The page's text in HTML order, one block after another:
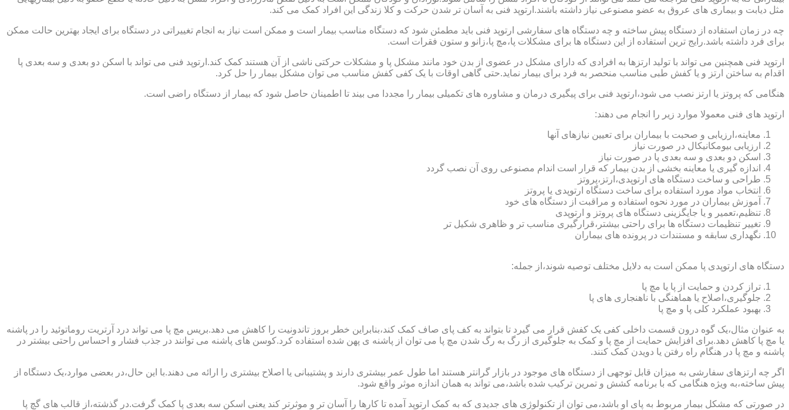
مثل دیابت و بیماری های عروق به عضو مصنوعی نیاز داشته باشند.ارتوپد فنی به آسان تر شدن حرکت و کلا زندگی این افراد کمک می کند.
چه در زمان استفاده از دستگاه پیش ساخته و چه دستگاه های سفارشی ارتوپد فنی باید مطمئن شود که دستگاه مناسب بیمار است و ممکن است نیاز به انجام تغییراتی در دستگاه برای ایجاد بهترین حالت ممکن
برای فرد داشته باشد.رایج ترین استفاده از این دستگاه ها برای مشکلات پا،مچ پا،زانو و ستون فقرات است.
ارتوپد فنی همچنین می تواند با تولید ارتزها به افرادی که دارای مشکل در عضوی از بدن خود مانند مشکل پا و مشکلات حرکتی ناشی از آن هستند کمک کند.ارتوپد فنی می تواند با اسکن دو بعدی و سه بعدی پا
اقدام به ساختن ارتز و یا کفش طبی مناسب منحصر به فرد برای بیمار نماید.حتی گاهی اوقات با یک کفی کفش مناسب می توان مشکل بیمار را حل کرد.
هنگامی که پروتز یا ارتز نصب می شود،ارتوپد فنی برای پیگیری درمان و مشاوره های تکمیلی بیمار را مجددا می بیند تا اطمینان حاصل شود که بیمار از دستگاه راضی است.
ارتوپد های فنی معمولا موارد زیر را انجام می دهند:
معاینه،ارزیابی و صحبت با بیماران برای تعیین نیازهای آنها
ارزیابی بیومکانیکال در صورت نیاز
اسکن دو بعدی و سه بعدی پا در صورت نیاز
اندازه گیری یا معاینه بخشی از بدن بیمار که قرار است اندام مصنوعی روی آن نصب گردد
طراحی و ساخت دستگاه های ارتوپدی،ارتز،پروتز
انتخاب مواد مورد استفاده برای ساخت دستگاه ارتوپدی یا پروتز
آموزش بیماران در مورد نحوه استفاده و مراقبت از دستگاه های خود
تنظیم،تعمیر و یا جایگزینی دستگاه های پروتز و ارتوپدی
تغییر تنظیمات دستگاه ها برای راحتی بیشتر،قرارگیری مناسب تر و ظاهری شکیل تر
نگهداری سابقه و مستندات در پرونده های بیماران
دستگاه های ارتوپدی پا ممکن است به دلایل مختلف توصیه شوند،از جمله:
تراز کردن و حمایت از پا یا مچ پا
جلوگیری،اصلاح یا هماهنگی با ناهنجاری های پا
بهبود عملکرد کلی پا و مچ پا
به عنوان مثال،یک گوه درون قسمت داخلی کفی یک کفش قرار می گیرد تا بتواند به کف پای صاف کمک کند،بنابراین خطر بروز تاندونیت را کاهش می دهد.بریس مچ پا می تواند درد آرتریت روماتوئید را در پاشنه
یا مچ پا کاهش دهد.برای افزایش حمایت از مچ پا و کمک به جلوگیری از رگ به رگ شدن مچ پا می توان از پاشنه ی پهن شده استفاده کرد.کوسن های پاشنه می توانند در جذب فشار و احساس راحتی بیشتر در
پاشنه و مچ پا در هنگام راه رفتن یا دویدن کمک کنند.
اگر چه ارتزهای سفارشی به میزان قابل توجهی از دستگاه های موجود در بازار گرانتر هستند اما طول عمر بیشتری دارند و پشتیبانی یا اصلاح بیشتری را ارائه می دهند.با این حال،در بعضی موارد،یک دستگاه از
پیش ساخته،به ویژه هنگامی که با برنامه کشش و تمرین ترکیب شده باشد،می تواند به همان اندازه موثر واقع شود.
در صورتی که مشکل بیمار مربوط به پای او باشد،می توان از تکنولوژی های جدیدی که به کمک ارتوپد آمده تا کارها را آسان تر و موثرتر کند یعنی اسکن سه بعدی پا کمک گرفت.در گذشته،از قالب های گچ پا